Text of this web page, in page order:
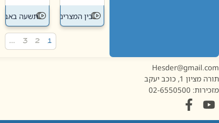
בין המצרים תשעה באב
1, כוכב יעקב
02-6550500